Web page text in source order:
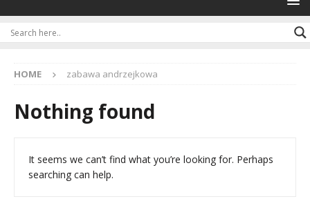
HOME zabawa andrzejkowa
Nothing found
It seems we can’t find what you’re looking for. Perhaps
searching can help.